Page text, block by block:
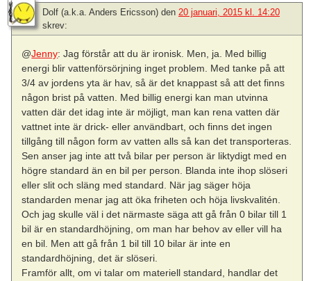
Dolf (a.k.a. Anders Ericsson) den 20 januari, 2015 kl. 14:20
skrev:
@Jenny: Jag förstår att du är ironisk. Men, ja. Med billig
energi blir vattenförsörjning inget problem. Med tanke på att
3/4 av jordens yta är hav, så är det knappast så att det finns
någon brist på vatten. Med billig energi kan man utvinna
vatten där det idag inte är möjligt, man kan rena vatten där
vattnet inte är drick- eller användbart, och finns det ingen
tillgång till någon form av vatten alls så kan det transporteras.
Sen anser jag inte att två bilar per person är liktydigt med en
högre standard än en bil per person. Blanda inte ihop slöseri
eller slit och släng med standard. När jag säger höja
standarden menar jag att öka friheten och höja livskvalitén.
Och jag skulle väl i det närmaste säga att gå från 0 bilar till 1
bil är en standardhöjning, om man har behov av eller vill ha
en bil. Men att gå från 1 bil till 10 bilar är inte en
standardhöjning, det är slöseri.
Framför allt, om vi talar om materiell standard, handlar det